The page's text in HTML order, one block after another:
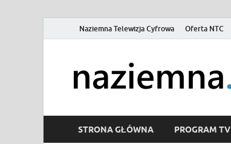
Naziemna Telewizja Cyfrowa Oferta NTC
STRONA GŁÓWNA PROGRAM TV